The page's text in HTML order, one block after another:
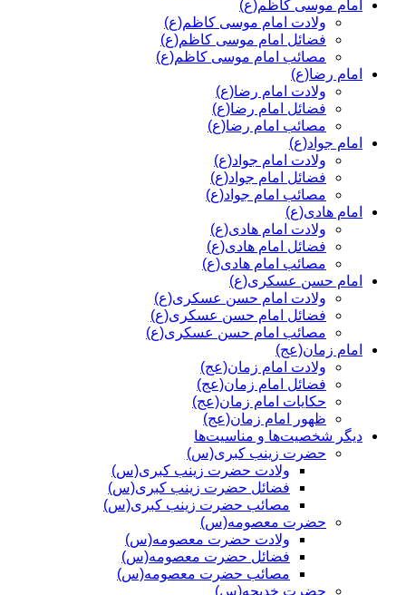
امام موسی کاظم(ع)
ولادت امام موسی کاظم(ع)
فضائل امام موسی کاظم(ع)
مصائب امام موسی کاظم(ع)
امام رضا(ع)
ولادت امام رضا(ع)
فضائل امام رضا(ع)
مصائب امام رضا(ع)
امام جواد(ع)
ولادت امام جواد(ع)
فضائل امام جواد(ع)
مصائب امام جواد(ع)
امام هادی(ع)
ولادت امام هادی(ع)
فضائل امام هادی(ع)
مصائب امام هادی(ع)
امام حسن عسکری(ع)
ولادت امام حسن عسکری(ع)
فضائل امام حسن عسکری(ع)
مصائب امام حسن عسکری(ع)
امام زمان(عج)
ولادت امام زمان(عج)
فضائل امام زمان(عج)
حکایات امام زمان(عج)
ظهور امام زمان(عج)
دیگر شخصیت‌ها و مناسیت‌ها
حضرت زینب کبری(س)
ولادت حضرت زینب کبری(س)
فضائل حضرت زینب کبری(س)
مصائب حضرت زینب کبری(س)
حضرت معصومه(س)
ولادت حضرت معصومه(س)
فضائل حضرت معصومه(س)
مصائب حضرت معصومه(س)
حضرت خدیجه(س)